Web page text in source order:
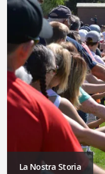
La Nostra Storia